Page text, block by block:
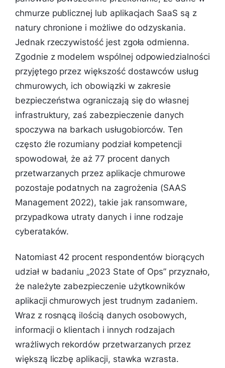
chmurze publicznej lub aplikacjach SaaS są z
natury chronione i możliwe do odzyskania.
Jednak rzeczywistość jest zgoła odmienna.
Zgodnie z modelem wspólnej odpowiedzialności
przyjętego przez większość dostawców usług
chmurowych, ich obowiązki w zakresie
bezpieczeństwa ograniczają się do własnej
infrastruktury, zaś zabezpieczenie danych
spoczywa na barkach usługobiorców. Ten
często źle rozumiany podział kompetencji
spowodował, że aż 77 procent danych
przetwarzanych przez aplikacje chmurowe
pozostaje podatnych na zagrożenia (SAAS
Management 2022), takie jak ransomware,
przypadkowa utraty danych i inne rodzaje
cyberataków.
Natomiast 42 procent respondentów biorących
udział w badaniu „2023 State of Ops” przyznało,
że należyte zabezpieczenie użytkowników
aplikacji chmurowych jest trudnym zadaniem.
Wraz z rosnącą ilością danych osobowych,
informacji o klientach i innych rodzajach
wrażliwych rekordów przetwarzanych przez
większą liczbę aplikacji, stawka wzrasta.